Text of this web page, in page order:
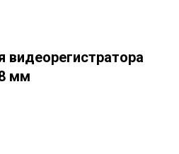
видеорегистратора
мм